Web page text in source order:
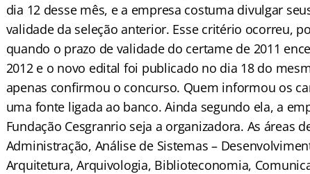
dia 12 desse mês, e a empresa costuma divulgar
validade da seleção anterior. Esse critério ocorreu,
quando o prazo de validade do certame de 2011
2012 e o novo edital foi publicado no dia 18 do
apenas confirmou o concurso. Quem informou os
uma fonte ligada ao banco. Ainda segundo ela, a
Fundação Cesgranrio seja a organizadora. As áreas
Administração, Análise de Sistemas –
Arquitetura, Arquivologia, Biblioteconomia,